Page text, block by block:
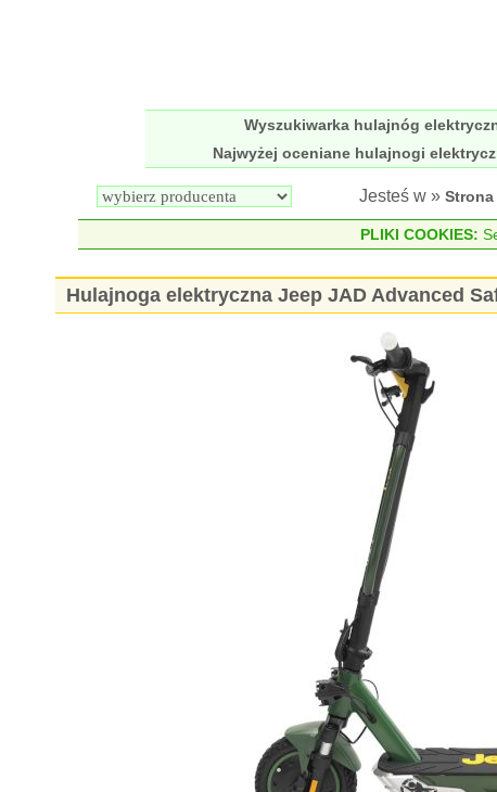
Wyszukiwarka hulajnóg
Najwyżej oceniane hulajnogi
Jesteś w » Strona
PLIKI COOKIES:
Hulajnoga elektryczna Jeep JAD Advanced